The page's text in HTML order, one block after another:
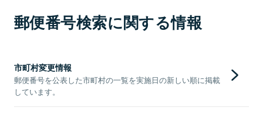
郵便番号検索に関する情報
市町村変更情報
郵便番号を公表した市町村の一覧を実施日の新しい順に掲載
しています。